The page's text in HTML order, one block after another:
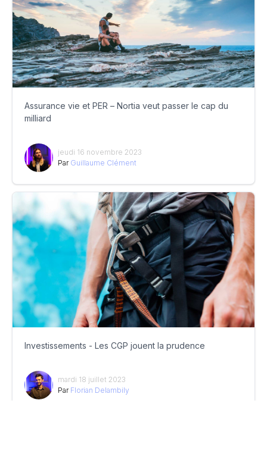
Assurance vie et PER – Nortia veut passer le cap du
milliard
jeudi 16 novembre 2023
Par Guillaume Clément
Investissements - Les CGP jouent la prudence
mardi 18 juillet 2023
Par Florian Delambily